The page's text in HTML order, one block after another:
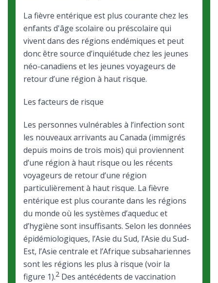
La fièvre entérique est plus courante chez les
enfants d'âge scolaire ou préscolaire qui
vivent dans des régions endémiques et peut
donc être source d’inquiétude chez les jeunes
néo-canadiens et les jeunes voyageurs de
retour d’une région à haut risque.
Les facteurs de risque
Les personnes vulnérables à l’infection sont
les nouveaux arrivants au Canada (immigrés
depuis moins de trois mois) qui proviennent
d’une région à haut risque ou les récents
voyageurs de retour d’une région
particulièrement à haut risque. La fièvre
entérique est plus courante dans les régions
du monde où les systèmes d’aqueduc et
d’hygiène sont insuffisants. Selon les données
épidémiologiques, l’Asie du Sud, l’Asie du Sud-
Est, l’Asie centrale et l’Afrique subsahariennes
sont les régions les plus à risque (voir la
figure 1).2 Des antécédents de vaccination